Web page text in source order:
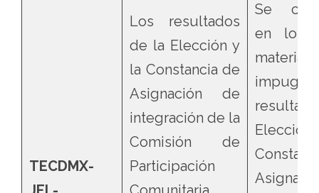
TECDMX-
Los resultados
de la Elección y
la Constancia de
Asignación de
integración de la
Comisión de
Participación
Se
en lo